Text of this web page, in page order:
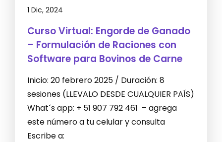
1 Dic, 2024
Curso Virtual: Engorde de Ganado
– Formulación de Raciones con
Software para Bovinos de Carne
Inicio: 20 febrero 2025 / Duración: 8
sesiones (LLEVALO DESDE CUALQUIER PAÍS)
What´s app: + 51 907 792 461 – agrega
este número a tu celular y consulta
Escribe a: